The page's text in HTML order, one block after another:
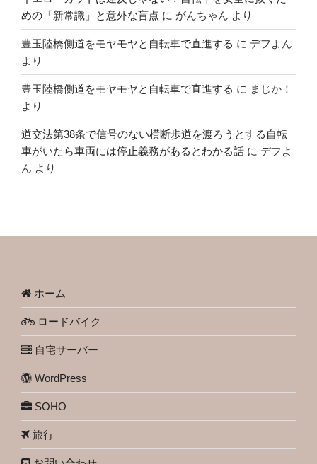
めの「新常識」と意外な盲点 に がんちゃん より
豊玉陸橋側道をモヤモヤと自転車で直進する に デフよん
より
豊玉陸橋側道をモヤモヤと自転車で直進する に まじか！
より
道交法第38条で信号のない横断歩道を渡ろうとする自転
車がいたら車両には停止義務があるとわかる話 に デフよ
ん より
ホーム
ロードバイク
自宅サーバー
WordPress
SOHO
旅行